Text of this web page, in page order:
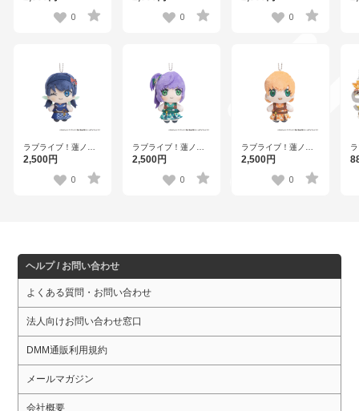
ラボ第三弾 ぽけっこ
（ぬいぐるみマスコ
0
ラボ第三弾 ぽけっこ
（ぬいぐるみマスコ
0
ラボ第三弾 ぽけっこ
（ぬいぐるみマスコ
0
ラブライブ！蓮ノ空
女学院スクールアイ
ラボ第三弾 ぽけっこ
（ぬいぐるみマスコ
2,500円
0
ラブライブ！蓮ノ空
女学院スクールアイ
ラボ第三弾 ぽけっこ
（ぬいぐるみマスコ
2,500円
0
ラブライブ！蓮ノ空
女学院スクールアイ
ラボ第三弾 ぽけっこ
（ぬいぐるみマスコ
2,500円
0
ヘルプ / お問い合わせ
よくある質問・お問い合わせ
法人向けお問い合わせ窓口
DMM通販利用規約
メールマガジン
会社概要